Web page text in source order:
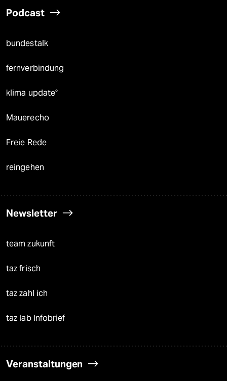
Podcast
bundestalk
fernverbindung
klima update°
Mauerecho
Freie Rede
reingehen
Newsletter
team zukunft
taz frisch
taz zahl ich
taz lab Infobrief
Veranstaltungen